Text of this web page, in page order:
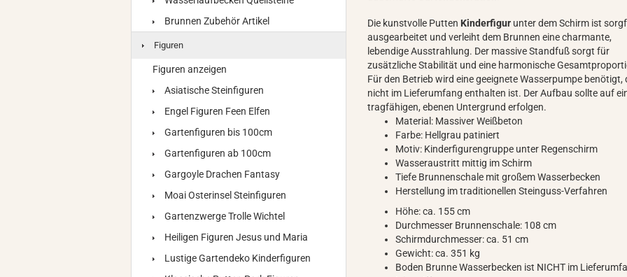
Die kunstvolle Putten Kinderfigur unter dem Schirm ist
ausgearbeitet und verleiht dem Brunnen eine charmante,
lebendige Ausstrahlung. Der massive Standfuß sorgt für
zusätzliche Stabilität und eine harmonische
Für den Betrieb wird eine geeignete Wasserpumpe benötigt,
nicht im Lieferumfang enthalten ist. Der Aufbau sollte auf
tragfähigen, ebenen Untergrund erfolgen.
Material: Massiver Weißbeton
Farbe: Hellgrau patiniert
Motiv: Kinderfigurengruppe unter Regenschirm
Wasseraustritt mittig im Schirm
Tiefe Brunnenschale mit großem Wasserbecken
Herstellung im traditionellen Steinguss-Verfahren
Höhe: ca. 155 cm
Durchmesser Brunnenschale: 108 cm
Schirmdurchmesser: ca. 51 cm
Gewicht: ca. 351 kg
Boden Brunne Wasserbecken ist NICHT im
Brunnen Zubehör Artikel
Figuren
Figuren anzeigen
Asiatische Steinfiguren
Engel Figuren Feen Elfen
Gartenfiguren bis 100cm
Gartenfiguren ab 100cm
Gargoyle Drachen Fantasy
Moai Osterinsel Steinfiguren
Gartenzwerge Trolle Wichtel
Heiligen Figuren Jesus und Maria
Lustige Gartendeko Kinderfiguren